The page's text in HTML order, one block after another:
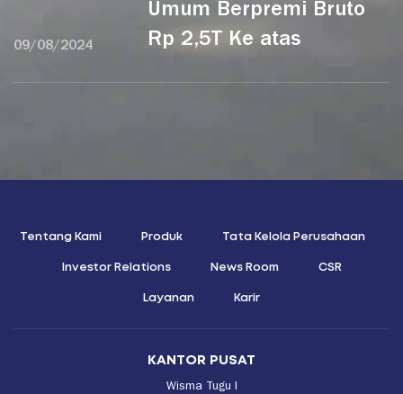
09/08/2024
Umum Berpremi Bruto
Rp 2,5T Ke atas
Tentang Kami Produk Tata Kelola Perusahaan
Investor Relations News Room CSR
Layanan Karir
KANTOR PUSAT
Wisma Tugu I